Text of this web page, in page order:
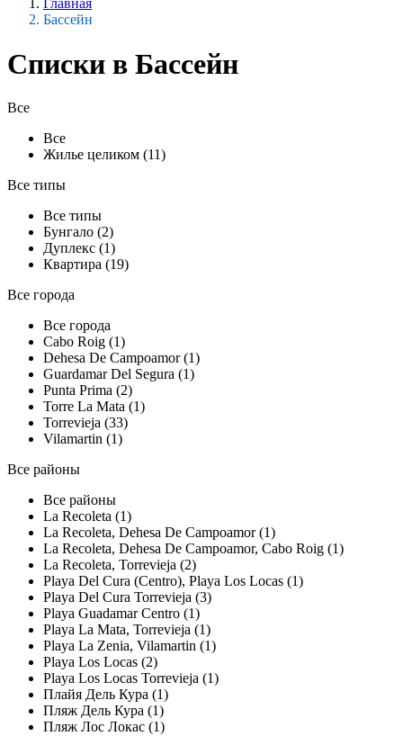
Главная
Бассейн
Списки в Бассейн
Все
Все
Жилье целиком (11)
Все типы
Все типы
Бунгало (2)
Дуплекс (1)
Квартира (19)
Все города
Все города
Cabo Roig (1)
Dehesa De Campoamor (1)
Guardamar Del Segura (1)
Punta Prima (2)
Torre La Mata (1)
Torrevieja (33)
Vilamartin (1)
Все районы
Все районы
La Recoleta (1)
La Recoleta, Dehesa De Campoamor (1)
La Recoleta, Dehesa De Campoamor, Cabo Roig (1)
La Recoleta, Torrevieja (2)
Playa Del Cura (Centro), Playa Los Locas (1)
Playa Del Cura Torrevieja (3)
Playa Guadamar Centro (1)
Playa La Mata, Torrevieja (1)
Playa La Zenia, Vilamartin (1)
Playa Los Locas (2)
Playa Los Locas Torrevieja (1)
Плайя Дель Кура (1)
Пляж Дель Кура (1)
Пляж Лос Локас (1)